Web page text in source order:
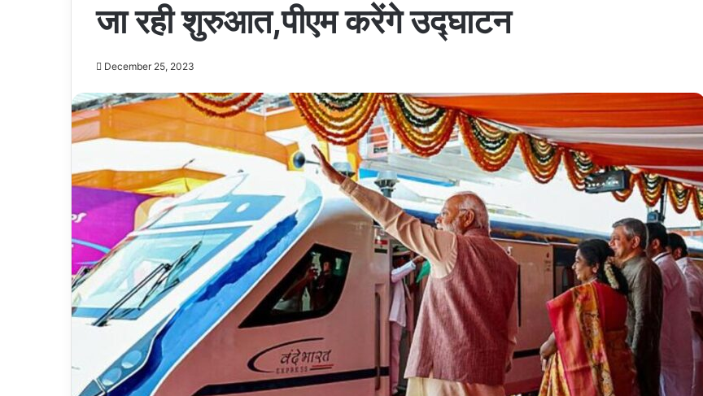
जा रही शुरुआत,पीएम करेंगे उद्घाटन
December 25, 2023